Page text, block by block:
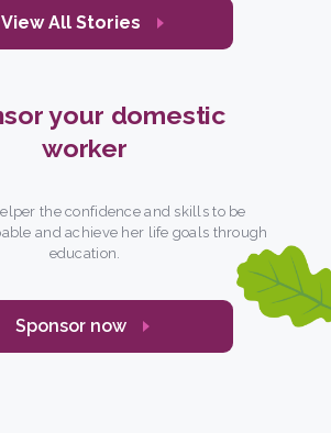
View All Stories
your domestic
worker
the confidence and skills to be
and achieve her life goals through
education.
Sponsor now